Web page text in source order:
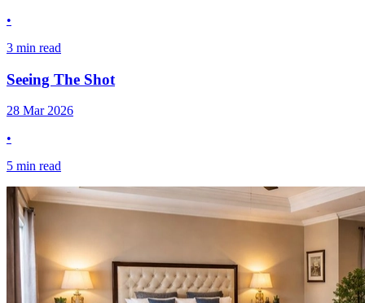
•
3 min read
Seeing The Shot​​​​‌ ‍ ​‍​‍‌‍ ‌ ​‍‌‍‍‌‌‍‌ ‌‍‍‌‌‍ ‍​‍​‍​ ‍‍​‍​‍‌ ​ ‌‍​‌‌‍ ‍‌‍‍‌‌ ‌​‌ ‍‌​‍ ‍‌‍‍‌‌‍ ​‍​‍​‍ ​​‍​‍‌‍‍​‌ ​‍‌‍‌‌‌‍‌‍​‍​‍​ ‍‍​‍​‍​‍ ‌‍​‌‌‍‌​‌‍ ‌‌‍‍‌‌‍ ‍​‍ ‌‍‍‌‌‍ ‍‌ ‌​‌‍‌‌‌‍ ‍‌ ‌​​‍ ‌‍‌‌‌‍‌​‌‍‍‌‌ ‌​​‍ ‌‍ ‌‌‍ ‌‍‌​‌‍‌‌​ ‌‌ ​​‌ ​‍‌‍‌‌‌ ​ ‌‍‌‌‌‍ ‍‌ ‌​‌‍​‌‌ ‌​‌‍‍‌‌‍ ‌‍ ‍​ ‍ ‌‍‍‌‌‍‌​​ ‌​ ‌ ‌‍‌​​ ‌‍‌‍‌‍‌‍​ ​ ​‍‌‍‌‍‌‍​‌​‍ ‌‌‍​ ​ ‌‌‌‍‌‌​ ‍​​‍ ‌​ ‌​‌‍​‍​ ‍​​ ‌‌​‍ ‌​ ‍‌​ ​​​ ‌​​ ‍​​‍ ‌​ ‍​​ ​ ‌‍​‌​ ​ ​ ‌‍‌‍‌‌‌‍​‌‌‍‌​‌‍​‌​ ​‍‌‍​‍​ ​‍​ ‍ ‌ ‌​‌ ‍‌‌ ​​‌‍‌‌​ ‌‌ ​​‌‍ ‌ ​ ‌ ‌​​ ‍ ‌ ​​‌‍​‌‌ ‌​‌‍‍​​ ‌‌ ‌​‌‍‍‌‌ ‌​‌‍ ​‌‍‌‌​ ‌‍​‍‌‍​‌‌ ​ ‌‍‌‌‌‌‌‌‌ ​‍‌‍ ​​ ‌​‍‌‌​ ​‍‌​‌‍‌‍​‌‌‍‌​‌‍ ‌‌‍‍‌‌‍ ‍​‍‌‍‌‍‍‌‌‍‌​​ ‌​ ‌ ‌‍‌​​ ‌‍‌‍‌‍‌‍​ ​ ​‍‌‍‌‍‌‍​‌​‍ ‌‌‍​ ​ ‌‌‌‍‌‌​ ‍​​‍ ‌​ ‌​‌‍​‍​ ‍​​ ‌‌​‍ ‌​ ‍‌​ ​​​ ‌​​ ‍​​‍ ‌​ ‍​​ ​ ‌‍​‌​ ​ ​ ‌‍‌‍‌‌‌‍​‌‌‍‌​‌‍​‌​ ​‍‌‍​‍​ ​‍​‍‌‍‌ ‌​‌ ‍‌‌ ​​‌‍‌‌​ ‌‌ ​​‌‍ ‌ ​ ‌ ‌​​‍‌‍‌ ​​‌‍​‌‌ ‌​‌‍‍​​ ‌‌ ‌​‌‍‍‌‌ ‌​‌‍ ​‌‍‌‌​‍​‍‌ ‌
28 Mar 2026
•
5 min read